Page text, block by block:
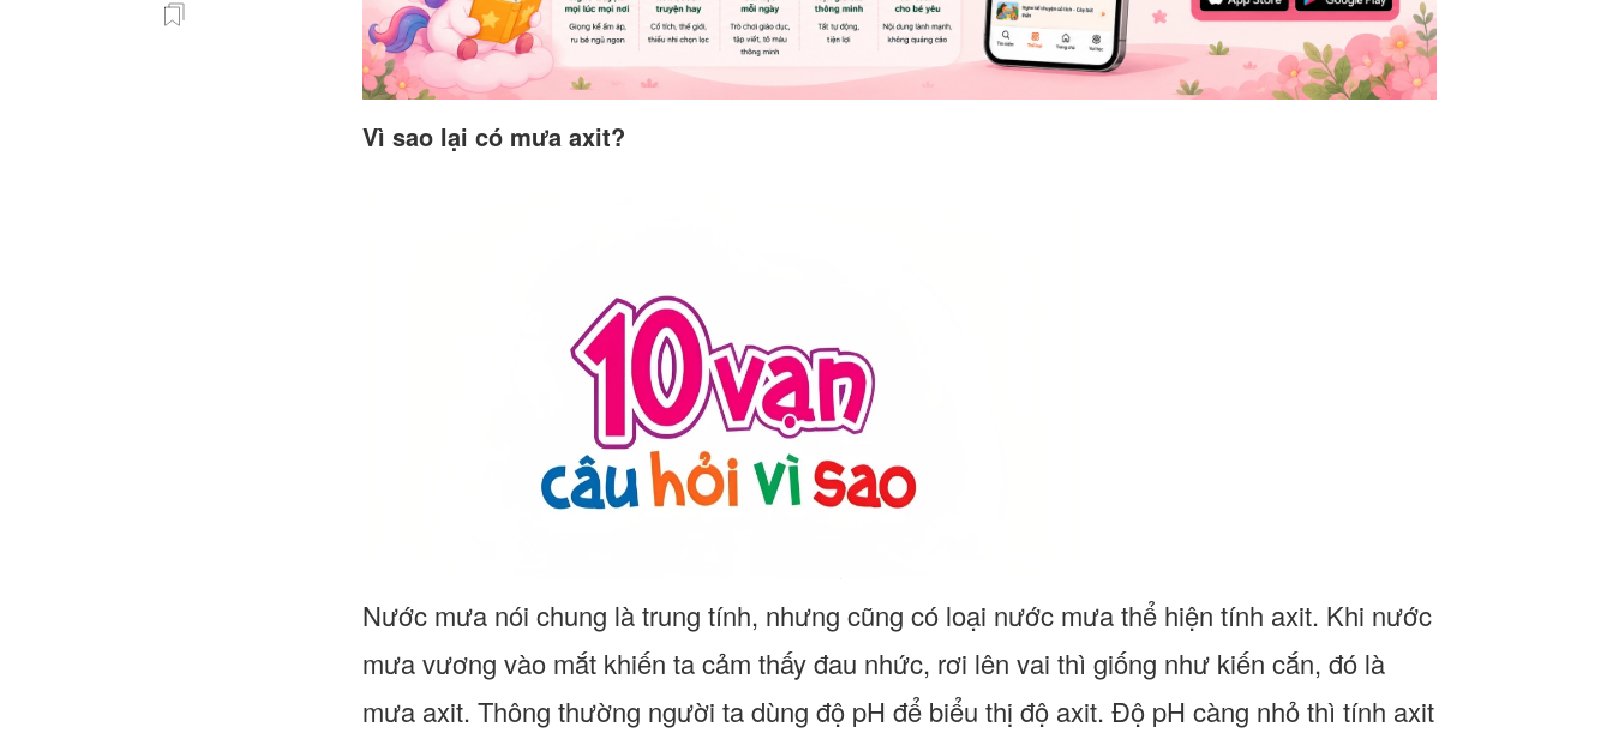
Vì sao lại có mưa axit?
Nước mưa nói chung là trung tính, nhưng cũng có loại nước mưa thể hiện tính axit. Khi nước
mưa vương vào mắt khiến ta cảm thấy đau nhức, rơi lên vai thì giống như kiến cắn, đó là
mưa axit. Thông thường người ta dùng độ pH để biểu thị độ axit. Độ pH càng nhỏ thì tính axit